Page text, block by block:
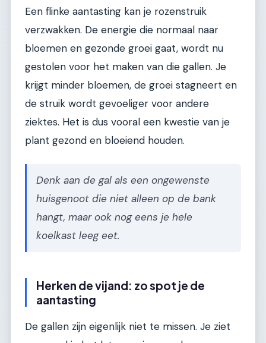
Een flinke aantasting kan je rozenstruik
verzwakken. De energie die normaal naar
bloemen en gezonde groei gaat, wordt nu
gestolen voor het maken van die gallen. Je
krijgt minder bloemen, de groei stagneert en
de struik wordt gevoeliger voor andere
ziektes. Het is dus vooral een kwestie van je
plant gezond en bloeiend houden.
Denk aan de gal als een ongewenste
huisgenoot die niet alleen op de bank
hangt, maar ook nog eens je hele
koelkast leeg eet.
Herken de vijand: zo spot je de
aantasting
De gallen zijn eigenlijk niet te missen. Je ziet